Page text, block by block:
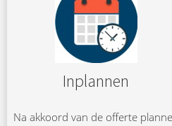
Inplannen
Na akkoord van de offerte